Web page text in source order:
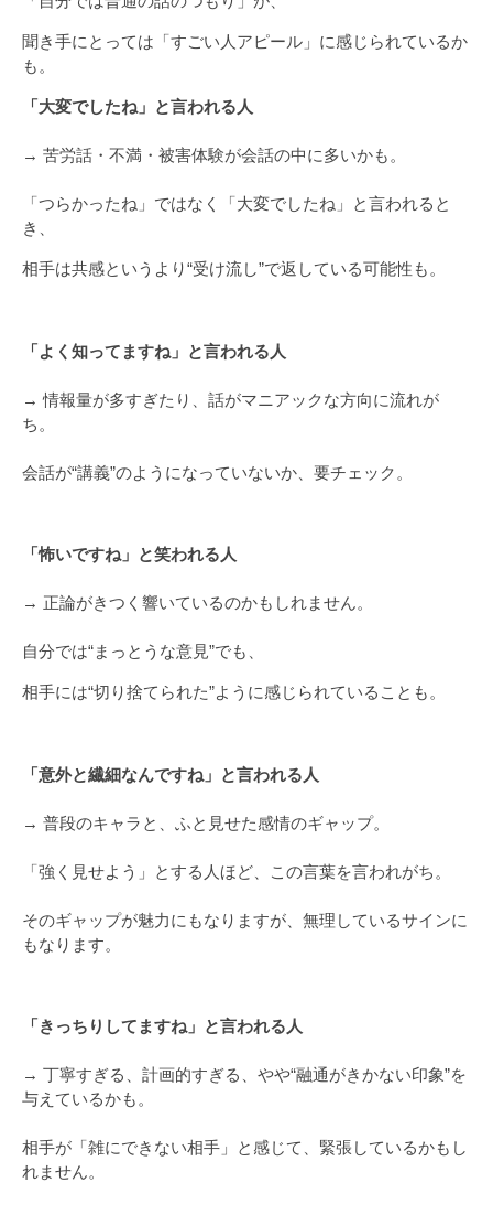
聞き手にとっては「すごい人アピール」に感じられているか
も。
「大変でしたね」と言われる人
→ 苦労話・不満・被害体験が会話の中に多いかも。
「つらかったね」ではなく「大変でしたね」と言われると
き、
相手は共感というより“受け流し”で返している可能性も。
「よく知ってますね」と言われる人
→ 情報量が多すぎたり、話がマニアックな方向に流れが
ち。
会話が“講義”のようになっていないか、要チェック。
「怖いですね」と笑われる人
→ 正論がきつく響いているのかもしれません。
自分では“まっとうな意見”でも、
相手には“切り捨てられた”ように感じられていることも。
「意外と繊細なんですね」と言われる人
→ 普段のキャラと、ふと見せた感情のギャップ。
「強く見せよう」とする人ほど、この言葉を言われがち。
そのギャップが魅力にもなりますが、無理しているサインに
もなります。
「きっちりしてますね」と言われる人
→ 丁寧すぎる、計画的すぎる、やや“融通がきかない印象”を
与えているかも。
相手が「雑にできない相手」と感じて、緊張しているかもし
れません。